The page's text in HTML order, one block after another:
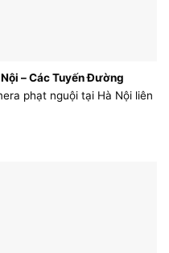
– Các Tuyến Đường
phạt nguội tại Hà Nội liên